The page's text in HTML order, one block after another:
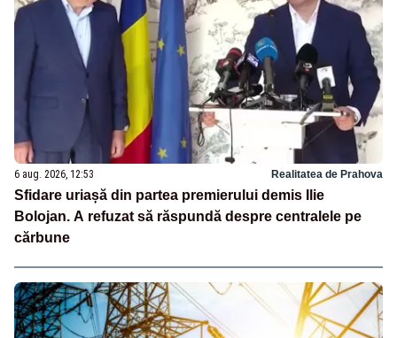
6 aug. 2026, 12:53 Realitatea de Prahova
Sfidare uriașă din partea premierului demis Ilie
Bolojan. A refuzat să răspundă despre centralele pe
cărbune